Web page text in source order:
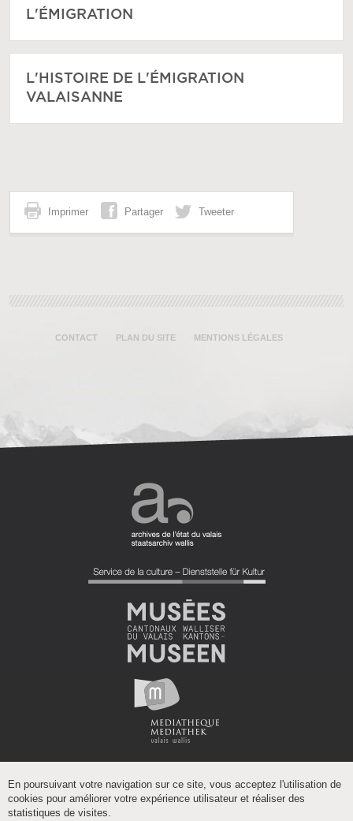
L'ÉMIGRATION
L'HISTOIRE DE L'ÉMIGRATION
VALAISANNE
Imprimer Partager Tweeter
CONTACT PLAN DU SITE MENTIONS LÉGALES
En poursuivant votre navigation sur ce site, vous acceptez l'utilisation de
cookies pour améliorer votre expérience utilisateur et réaliser des
statistiques de visites.